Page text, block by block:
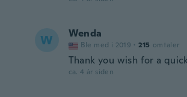
W Wenda
Ble med i 2019 · 215 omtaler
Thank you wish for a
ca. 4 år siden